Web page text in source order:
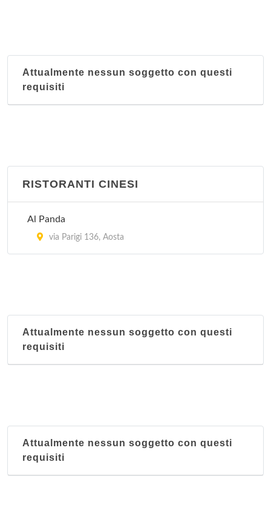
Attualmente nessun soggetto con questi
requisiti
RISTORANTI CINESI
Al Panda
via Parigi 136, Aosta
Attualmente nessun soggetto con questi
requisiti
Attualmente nessun soggetto con questi
requisiti